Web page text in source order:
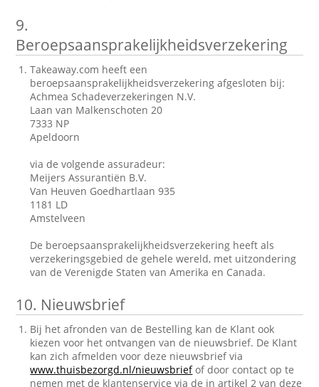
9.
Beroepsaansprakelijkheidsverzekering
Takeaway.com heeft een
beroepsaansprakelijkheidsverzekering afgesloten bij:
Achmea Schadeverzekeringen N.V.
Laan van Malkenschoten 20
7333 NP
Apeldoorn
via de volgende assuradeur:
Meijers Assurantiën B.V.
Van Heuven Goedhartlaan 935
1181 LD
Amstelveen
De beroepsaansprakelijkheidsverzekering heeft als
verzekeringsgebied de gehele wereld, met uitzondering
van de Verenigde Staten van Amerika en Canada.
10. Nieuwsbrief
Bij het afronden van de Bestelling kan de Klant ook
kiezen voor het ontvangen van de nieuwsbrief. De Klant
kan zich afmelden voor deze nieuwsbrief via
www.thuisbezorgd.nl/nieuwsbriefof door contact op te
nemen met de klantenservice via de in artikel 2 van deze